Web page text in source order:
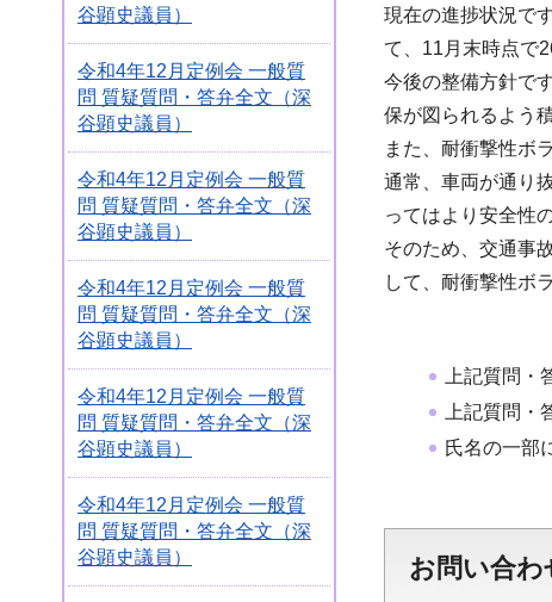
谷顕史議員）
令和4年12月定例会 一般質
問 質疑質問・答弁全文（深
谷顕史議員）
令和4年12月定例会 一般質
問 質疑質問・答弁全文（深
谷顕史議員）
令和4年12月定例会 一般質
問 質疑質問・答弁全文（深
谷顕史議員）
令和4年12月定例会 一般質
問 質疑質問・答弁全文（深
谷顕史議員）
令和4年12月定例会 一般質
問 質疑質問・答弁全文（深
谷顕史議員）
現在の進捗状況で
て、11月末時点で
今後の整備方針で
保が図られるよう
また、耐衝撃性ボ
通常、車両が通り
ってはより安全性
そのため、交通事
して、耐衝撃性ボ
上記質問・
上記質問
氏名の一部
お問い合わ